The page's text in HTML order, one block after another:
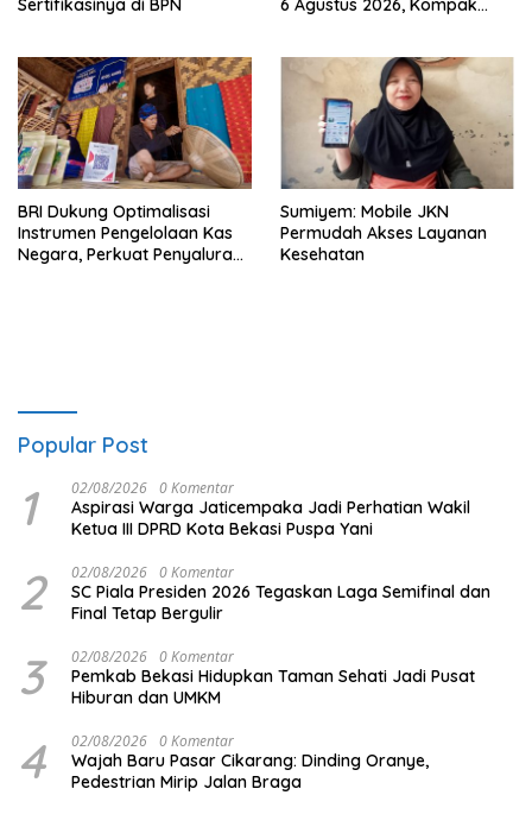
Sertifikasinya di BPN
6 Agustus 2026, Kompak
BRI Dukung Optimalisasi
Instrumen Pengelolaan Kas
Negara, Perkuat Penyaluran
Sumiyem: Mobile JKN
Permudah Akses Layanan
Kesehatan
Popular Post
1 02/08/2026 0 Komentar
Aspirasi Warga Jaticempaka Jadi Perhatian Wakil
Ketua III DPRD Kota Bekasi Puspa Yani
2 02/08/2026 0 Komentar
SC Piala Presiden 2026 Tegaskan Laga Semifinal dan
Final Tetap Bergulir
3 02/08/2026 0 Komentar
Pemkab Bekasi Hidupkan Taman Sehati Jadi Pusat
Hiburan dan UMKM
4 02/08/2026 0 Komentar
Wajah Baru Pasar Cikarang: Dinding Oranye,
Pedestrian Mirip Jalan Braga